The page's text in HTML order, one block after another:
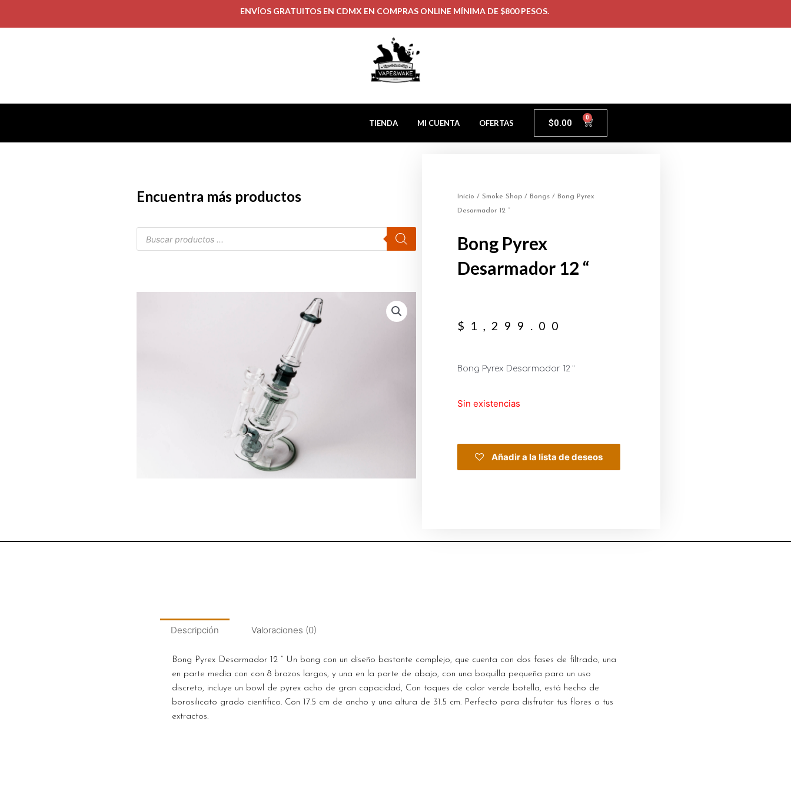
ENVÍOS GRATUITOS EN CDMX EN COMPRAS ONLINE MÍNIMA DE $800 PESOS.
TIENDA MI CUENTA OFERTAS $0.00 0
Encuentra más productos Inicio / Smoke Shop / Bongs / Bong Pyrex
Desarmador 12 “
Bong Pyrex
Desarmador 12 “
$ 1,299.00
Bong Pyrex Desarmador 12 “
Sin existencias
Añadir a la lista de deseos
Descripción Valoraciones (0)
Bong Pyrex Desarmador 12 ” Un bong con un diseño bastante complejo, que cuenta con dos fases de filtrado, una
en parte media con con 8 brazos largos, y una en la parte de abajo, con una boquilla pequeña para un uso
discreto, incluye un bowl de pyrex acho de gran capacidad, Con toques de color verde botella, está hecho de
borosilicato grado científico. Con 17.5 cm de ancho y una altura de 31.5 cm. Perfecto para disfrutar tus flores o tus
extractos.